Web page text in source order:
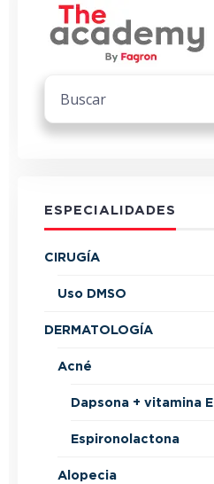
ESPECIALIDADES
CIRUGÍA
Uso DMSO
DERMATOLOGÍA
Acné
Dapsona + vitamina E
Espironolactona
Alopecia